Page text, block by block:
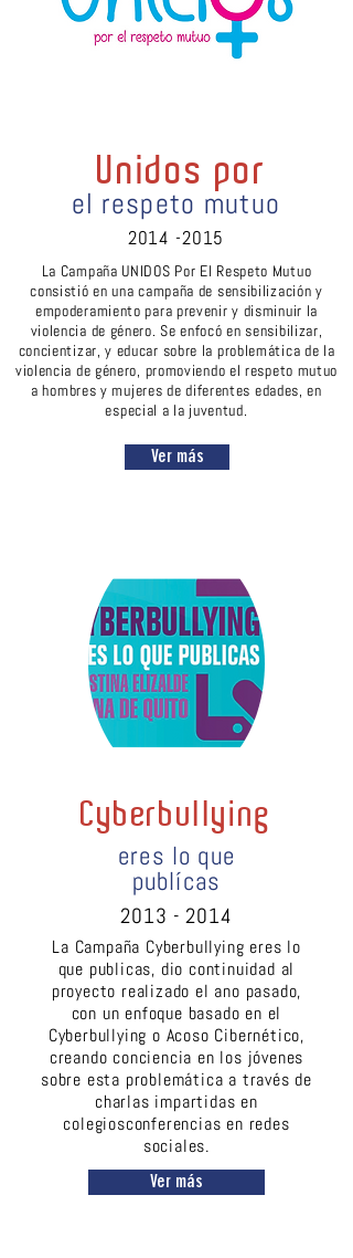
Unidos por
el respeto mutuo
2014 -2015
La Campaña UNIDOS Por El Respeto Mutuo
consistió en una campaña de sensibilización y
empoderamiento para prevenir y disminuir la
violencia de género. Se enfocó en sensibilizar,
concientizar, y educar sobre la problemática de la
violencia de género, promoviendo el respeto mutuo
a hombres y mujeres de diferentes edades, en
especial a la juventud.
Ver más
Cyberbullying
eres lo que
publícas
2013 - 2014
La Campaña Cyberbullying eres lo
que publicas, dio continuidad al
proyecto realizado el ano pasado,
con un enfoque basado en el
Cyberbullying o Acoso Cibernético,
creando conciencia en los jóvenes
sobre esta problemática a través de
charlas impartidas en
colegiosconferencias en redes
sociales.
Ver más